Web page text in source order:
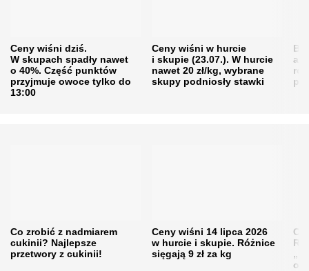
Ceny wiśni dziś.
W skupach spadły nawet
o 40%. Część punktów
przyjmuje owoce tylko do
13:00
Ceny wiśni w hurcie
i skupie (23.07.). W hurcie
nawet 20 zł/kg, wybrane
skupy podniosły stawki
Co zrobić z nadmiarem
cukinii? Najlepsze
przetwory z cukinii!
Ceny wiśni 14 lipca 2026
w hurcie i skupie. Różnice
sięgają 9 zł za kg